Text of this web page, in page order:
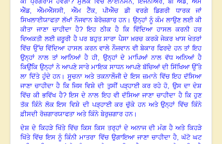
ਐੱਡ,ਐੱਮਐੱਸਸੀ, ਐੱਮ ਟੈੱਕ,ਪੀਐੱਚ ਡੀ ਵਰਗੇ ਡਿਗਰੀ ਧਾਰਕ ਜਾਂ
ਸਿਖਲਾਈਯਾਫਤਾ ਲੱਖਾਂ ਨੌਜਵਾਨ ਬੇਰੋਜ਼ਗਾਰ ਹਨ। ਉਨ੍ਹਾਂ ਨੂੰ ਕੰਮ ਲਾਉਣ ਲਈ ਕੀ
ਕੀਤਾ ਜਾਣਾ ਚਾਹੀਦਾ ਹੈ?ਇਹ ਠੀਕ ਹੈ ਕਿ ਵਿੱਦਿਆ ਹਾਸਲ ਕਰਨੀ ਹਰ
ਵਿਅਕਤੀ ਲਈ ਜ਼ਰੂਰੀ ਹੈ ਪਰ ਬਹੁਤ ਸਾਰਾ ਪੈਸਾ ਖ਼ਰਚ ਕਰਕੇ ਜੇਕਰ ਖਾਸ ਖੇਤਰਾਂ
ਵਿੱਚ ਉੱਚ ਵਿੱਦਿਆ ਹਾਸਲ ਕਰਨ ਵਾਲੇ ਨੌਜਵਾਨ ਵੀ ਬੇਕਾਰ ਫਿਰਦੇ ਹਨ ਤਾਂ ਇਹ
ਉਨ੍ਹਾਂ ਨਾਲ ਤਾਂ ਆਨਿਆਂ ਹੈ ਹੀ, ਉਨ੍ਹਾਂ ਦੇ ਮਾਪਿਆਂ ਨਾਲ ਵੱਧ ਅਨਿਆਂ ਹੈ
ਕਿਉਂਕਿ ਉਨ੍ਹਾਂ ਨੇ ਆਪਣੇ ਸਾਰੇ ਮਾਇਕ ਸਾਧਨ ਆਪਣੇ ਬੱਚਿਆਂ ਦੀ ਸਿੱਖਿਆ ਉੱਤੇ
ਲਾ ਦਿੱਤੇ ਹੁੰਦੇ ਹਨ। ਸੂਚਨਾ ਅਤੇ ਤਕਨਾਲੌਜੀ ਦੇ ਇਸ ਜ਼ਮਾਨੇ ਵਿੱਚ ਇਹ ਦੱਸਿਆ
ਜਾਣਾ ਚਾਹੀਦਾ ਹੈ ਕਿ ਜਿਸ ਵਿਸ਼ੇ ਦੀ ਤੁਸੀਂ ਪੜ੍ਹਾਈ ਕਰ ਰਹੇ ਹੋ, ਉਸ ਦਾ ਦੇਸ਼
ਵਿੱਚ ਕੀ ਭਵਿੱਖ ਹੈ?ਇਸ ਦੇ ਨਾਲ ਇਹ ਵੀ ਦੱਸਿਆ ਜਾਣਾ ਚਾਹੀਦਾ ਹੈ ਕਿ ਹੁਣ
ਤੱਕ ਕਿੰਨੇ ਲੋਕ ਇਸ ਵਿਸ਼ੇ ਦੀ ਪੜ੍ਹਾਈ ਕਰ ਚੁੱਕੇ ਹਨ ਅਤੇ ਉਨ੍ਹਾਂ ਵਿੱਚ ਕਿੰਨੇ
ਫ਼ੀਸਦੀ ਰੋਜ਼ਗਾਰਯਾਫਤਾ ਅਤੇ ਕਿੰਨੇ ਬੇਰੁਜ਼ਗਾਰ ਹਨ।
ਦੇਸ਼ ਦੇ ਕਿਹੜੇ ਖਿੱਤੇ ਵਿੱਚ ਕਿਸ ਕਿਸ ਤਰ੍ਹਾਂ ਦੇ ਅਨਾਜ ਦੀ ਮੰਗ ਹੈ ਅਤੇ ਕਿਹੜੇ
ਖਿੱਤੇ ਵਿੱਚ ਇਸ ਨੂੰ ਕਿੰਨੀ ਮਾਤਰਾ ਵਿੱਚ ਉਗਾਇਆ ਜਾਣਾ ਚਾਹੀਦਾ ਹੈ, ਘੱਟੋ ਘਟ